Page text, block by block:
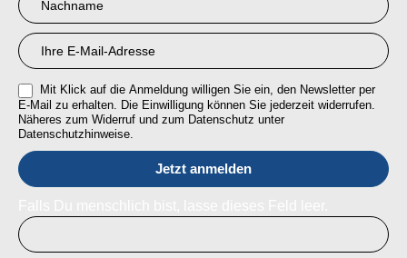
Mit Klick auf die Anmeldung willigen Sie ein, den Newsletter per
E-Mail zu erhalten. Die Einwilligung können Sie jederzeit widerrufen.
Näheres zum Widerruf und zum Datenschutz unter
Datenschutzhinweise.